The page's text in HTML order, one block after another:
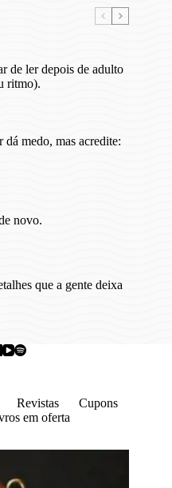
de ler depois de adulto
ritmo).
medo, mas acredite:
novo.
que a gente deixa
Revistas
Cupons
em oferta